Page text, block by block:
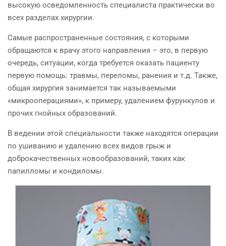
высокую осведомленность специалиста практически во
всех разделах хирургии.
Самые распространенные состояния, с которыми
обращаются к врачу этого направления – это, в первую
очередь, ситуации, когда требуется оказать пациенту
первую помощь: травмы, переломы, ранения и т.д. Также,
общая хирургия занимается так называемыми
«микрооперациями», к примеру, удалением фурункулов и
прочих гнойных образований.
В ведении этой специальности также находятся операции
по ушиванию и удалению всех видов грыж и
доброкачественных новообразований, таких как
папилломы и кондиломы.